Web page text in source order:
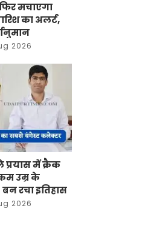
मचाएगा
का अलर्ट,
2026
में क्रैक
उम्र के
रचा इतिहास
2026